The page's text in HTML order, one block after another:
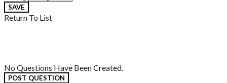
SAVE
Return To List
No Questions Have Been Created.
POST QUESTION